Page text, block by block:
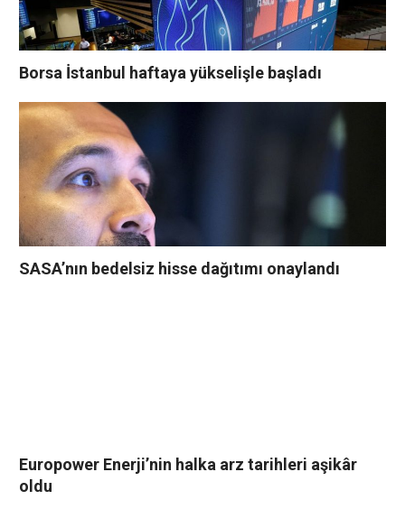
Borsa İstanbul haftaya yükselişle başladı
SASA’nın bedelsiz hisse dağıtımı onaylandı
Europower Enerji’nin halka arz tarihleri aşikâr
oldu